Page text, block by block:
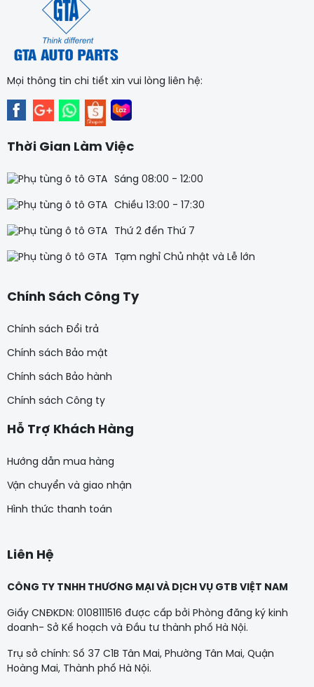
Mọi thông tin chi tiết xin vui lòng liên hệ:
Thời Gian Làm Việc
Sáng 08:00 - 12:00
Chiều 13:00 - 17:30
Thứ 2 đến Thứ 7
Tạm nghỉ Chủ nhật và Lễ lớn
Chính Sách Công Ty
Chính sách Đổi trả
Chính sách Bảo mật
Chính sách Bảo hành
Chính sách Công ty
Hỗ Trợ Khách Hàng
Hướng dẫn mua hàng
Vận chuyển và giao nhận
Hình thức thanh toán
Liên Hệ
CÔNG TY TNHH THƯƠNG MẠI VÀ DỊCH VỤ GTB VIỆT NAM
Giấy CNĐKDN: 0108111516 được cấp bởi Phòng đăng ký kinh
doanh- Sở Kế hoạch và Đầu tư thành phố Hà Nội.
Trụ sở chính: Số 37 C1B Tân Mai, Phường Tân Mai, Quận
Hoàng Mai, Thành phố Hà Nội.